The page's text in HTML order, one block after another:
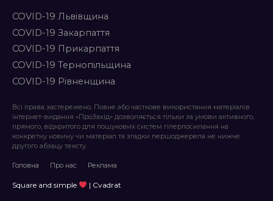
COVID-19 Львівщина
COVID-19 Закарпаття
COVID-19 Прикарпаття
COVID-19 Тернопільщина
COVID-19 Рівненщина
Всі права застережено. Повне або часткове використання матеріалів
інтернет-видання «ПроЗахід» дозволяється тільки за умови активного,
прямого, відкритого для пошукових систем гіперпосилання на
конкретну новину чи матеріал та згадки першоджерела не нижче
другого абзацу тексту.
Головна Про нас Реклама
Square and simple | Cvadrat